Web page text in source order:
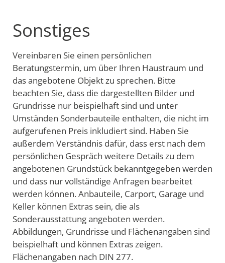
Sonstiges
Vereinbaren Sie einen persönlichen
Beratungstermin, um über Ihren Haustraum und
das angebotene Objekt zu sprechen. Bitte
beachten Sie, dass die dargestellten Bilder und
Grundrisse nur beispielhaft sind und unter
Umständen Sonderbauteile enthalten, die nicht im
aufgerufenen Preis inkludiert sind. Haben Sie
außerdem Verständnis dafür, dass erst nach dem
persönlichen Gespräch weitere Details zu dem
angebotenen Grundstück bekanntgegeben werden
und dass nur vollständige Anfragen bearbeitet
werden können. Anbauteile, Carport, Garage und
Keller können Extras sein, die als
Sonderausstattung angeboten werden.
Abbildungen, Grundrisse und Flächenangaben sind
beispielhaft und können Extras zeigen.
Flächenangaben nach DIN 277.